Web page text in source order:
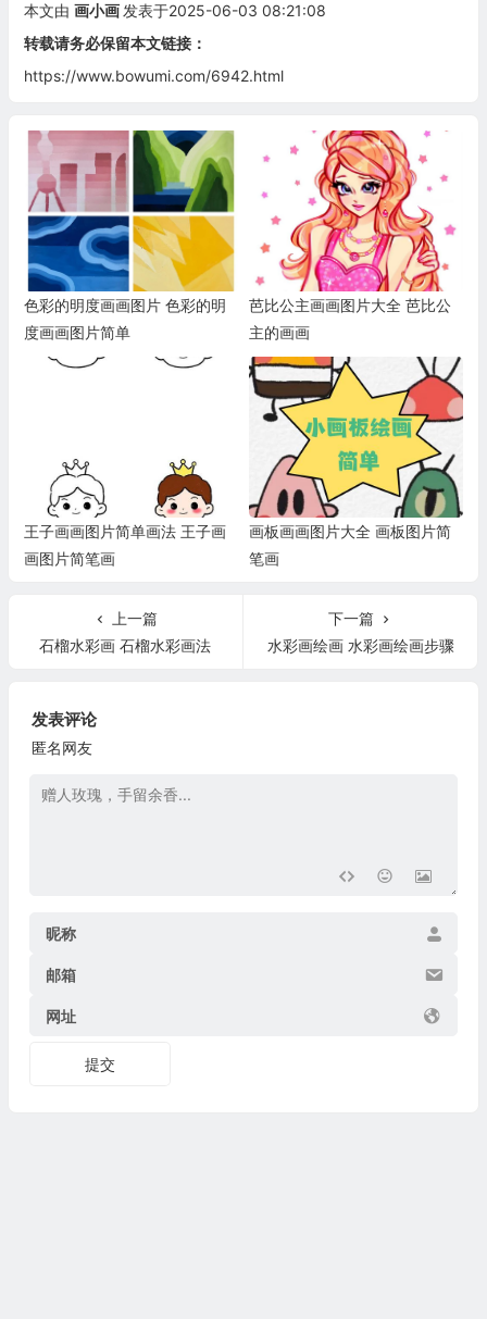
本文由 画小画 发表于2025-06-03 08:21:08
转载请务必保留本文链接：
https://www.bowumi.com/6942.html
色彩的明度画画图片 色彩的明
度画画图片简单
芭比公主画画图片大全 芭比公
主的画画
王子画画图片简单画法 王子画
画图片简笔画
画板画画图片大全 画板图片简
笔画
上一篇
石榴水彩画 石榴水彩画法
下一篇
水彩画绘画 水彩画绘画步骤
发表评论
匿名网友
昵称
邮箱
网址
提交